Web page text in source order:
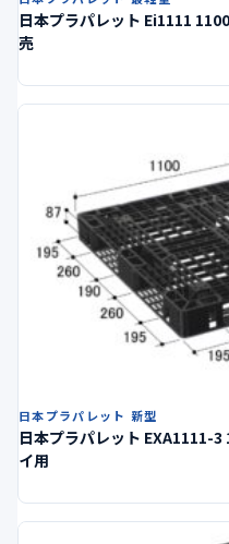
日本プラパレット Ei1111
売
日本プラパレット 新型
日本プラパレット
イ用